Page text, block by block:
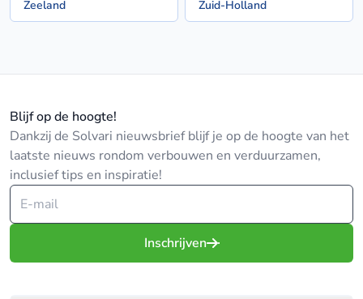
Zeeland Zuid-Holland
Blijf op de hoogte!
Dankzij de Solvari nieuwsbrief blijf je op de hoogte van het
laatste nieuws rondom verbouwen en verduurzamen,
inclusief tips en inspiratie!
Inschrijven